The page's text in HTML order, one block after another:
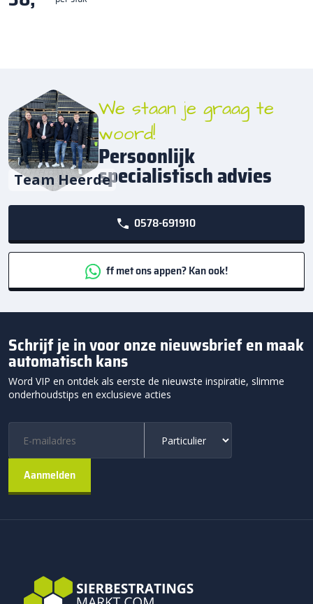
Team Heerde
We staan je graag te
woord!
Persoonlijk
specialistisch advies
0578-691910
ff met ons appen? Kan ook!
Schrijf je in voor onze nieuwsbrief en maak
automatisch kans
Word VIP en ontdek als eerste de nieuwste inspiratie, slimme
onderhoudstips en exclusieve acties